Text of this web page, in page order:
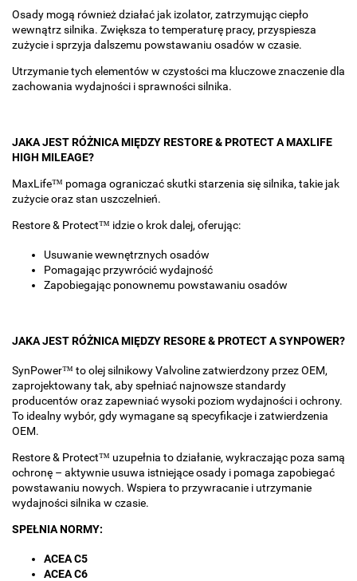
Osady mogą również działać jak izolator, zatrzymując ciepło
wewnątrz silnika. Zwiększa to temperaturę pracy, przyspiesza
zużycie i sprzyja dalszemu powstawaniu osadów w czasie.
Utrzymanie tych elementów w czystości ma kluczowe znaczenie dla
zachowania wydajności i sprawności silnika.
JAKA JEST RÓŻNICA MIĘDZY RESTORE & PROTECT A MAXLIFE
HIGH MILEAGE?
MaxLife™ pomaga ograniczać skutki starzenia się silnika, takie jak
zużycie oraz stan uszczelnień.
Restore & Protect™ idzie o krok dalej, oferując:
Usuwanie wewnętrznych osadów
Pomagając przywrócić wydajność
Zapobiegając ponownemu powstawaniu osadów
JAKA JEST RÓŻNICA MIĘDZY RESORE & PROTECT A SYNPOWER?
SynPower™ to olej silnikowy Valvoline zatwierdzony przez OEM,
zaprojektowany tak, aby spełniać najnowsze standardy
producentów oraz zapewniać wysoki poziom wydajności i ochrony.
To idealny wybór, gdy wymagane są specyfikacje i zatwierdzenia
OEM.
Restore & Protect™ uzupełnia to działanie, wykraczając poza samą
ochronę – aktywnie usuwa istniejące osady i pomaga zapobiegać
powstawaniu nowych. Wspiera to przywracanie i utrzymanie
wydajności silnika w czasie.
SPEŁNIA NORMY:
ACEA C5
ACEA C6